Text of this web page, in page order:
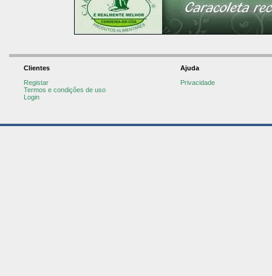
Clientes
Registar
Termos e condições de uso
Login
Ajuda
Privacidade